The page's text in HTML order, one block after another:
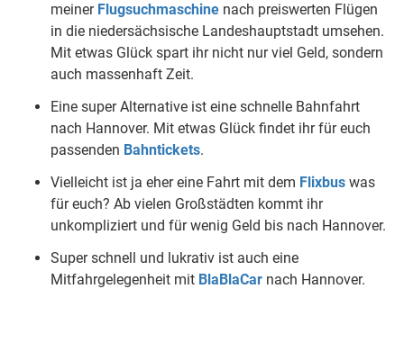
meiner Flugsuchmaschine nach preiswerten Flügen
in die niedersächsische Landeshauptstadt umsehen.
Mit etwas Glück spart ihr nicht nur viel Geld, sondern
auch massenhaft Zeit.
Eine super Alternative ist eine schnelle Bahnfahrt
nach Hannover. Mit etwas Glück findet ihr für euch
passenden Bahntickets.
Vielleicht ist ja eher eine Fahrt mit dem Flixbus was
für euch? Ab vielen Großstädten kommt ihr
unkompliziert und für wenig Geld bis nach Hannover.
Super schnell und lukrativ ist auch eine
Mitfahrgelegenheit mit BlaBlaCar nach Hannover.